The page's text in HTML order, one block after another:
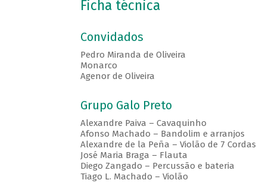
Ficha técnica
Convidados
Pedro Miranda de Oliveira
Monarco
Agenor de Oliveira
Grupo Galo Preto
Alexandre Paiva – Cavaquinho
Afonso Machado – Bandolim e arranjos
Alexandre de la Peña – Violão de 7 Cordas
José Maria Braga – Flauta
Diego Zangado – Percussão e bateria
Tiago L. Machado – Violão